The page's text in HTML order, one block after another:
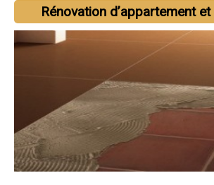
Rénovation d’appartement